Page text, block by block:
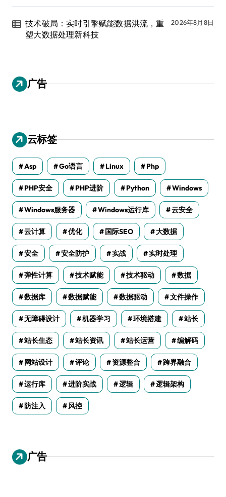
技术破局：实时引擎赋能数据洪流，重
塑大数据处理新科技
2026年8月8日
广告
云标签
Asp Go语言 Linux Php
PHP安全 PHP进阶 Python Windows
Windows服务器 Windows运行库 云安全
云计算 优化 国际SEO 大数据
安全 安全防护 实战 实时处理
弹性计算 技术赋能 技术驱动 数据
数据库 数据赋能 数据驱动 文件操作
无障碍设计 机器学习 环境搭建 站长
站长生态 站长资讯 站长运营 编解码
网站设计 评论 资源整合 跨界融合
运行库 进阶实战 逻辑 逻辑架构
防注入 风控
广告